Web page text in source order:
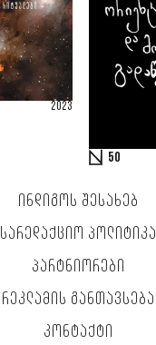
2023
50
ᲘᲜᲓᲘᲒᲝᲡ ᲨᲔᲡᲐᲮᲔᲑ
ᲡᲐᲠᲔᲓᲐᲥᲪᲘᲝ ᲞᲝᲚᲘᲢᲘᲙᲐ
ᲞᲐᲠᲢᲜᲘᲝᲠᲔᲑᲘ
ᲠᲔᲙᲚᲐᲛᲘᲡ ᲒᲐᲜᲗᲐᲕᲡᲔᲑᲐ
ᲙᲝᲜᲢᲐᲥᲢᲘ